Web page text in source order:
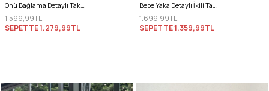
Önü Bağlama Detaylı Takım Y0143 - İNDİGO
1.599,99TL
SEPETTE1.279,99TL
Bebe Yaka Detaylı İkili Takım Y0141 - İNDİGO
1.699,99TL
SEPETTE1.359,99TL